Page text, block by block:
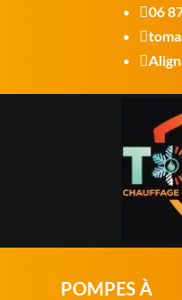
06


POMPES À